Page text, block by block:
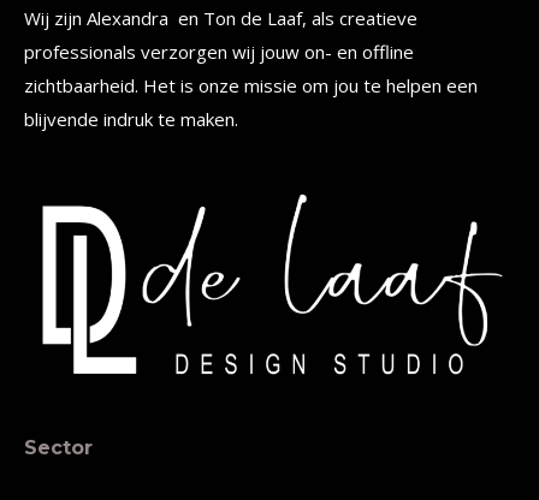
Wij zijn Alexandra en Ton de Laaf, als creatieve
professionals verzorgen wij jouw on- en offline
zichtbaarheid. Het is onze missie om jou te helpen een
blijvende indruk te maken.
Sector